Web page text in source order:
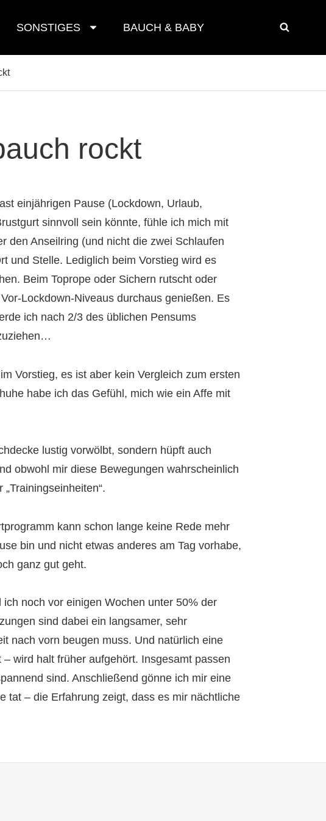
SONSTIGES BAUCH & BABY
rockt
einjährigen Pause (Lockdown, Urlaub,
sinnvoll sein könnte, fühle ich mich mit
den Anseilring (und nicht die zwei Schlaufen
und Stelle. Lediglich beim Vorstieg wird es
Beim Toprope oder Sichern rutscht oder
Lockdown-Niveaus durchaus genießen. Es
ich nach 2/3 des üblichen Pensums
Vorstieg, es ist aber kein Vergleich zum ersten
habe ich das Gefühl, mich wie ein Affe mit
lustig vorwölbt, sondern hüpft auch
obwohl mir diese Bewegungen wahrscheinlich
kann schon lange keine Rede mehr
bin und nicht etwas anderes am Tag vorhabe,
ganz gut geht.
noch vor einigen Wochen unter 50% der
sind dabei ein langsamer, sehr
nach vorn beugen muss. Und natürlich eine
wird halt früher aufgehört. Insgesamt passen
sind. Anschließend gönne ich mir eine
tat – die Erfahrung zeigt, dass es mir nächtliche